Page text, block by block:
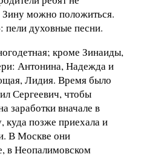
Зину можно положиться.
пели духовные песни.
кроме Зинаиды,
Антонина, Надежда и
Лидия. Время было
Сергеевич, чтобы
заработки вначале в
куда позже приехала и
В Москве они
в Неопалимовском